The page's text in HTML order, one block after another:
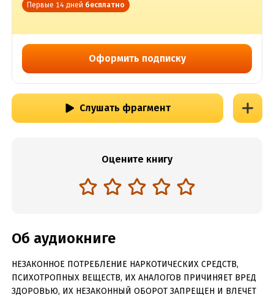
Первые 14 дней бесплатно
Оформить подписку
Слушать фрагмент
Оцените книгу
Об аудиокниге
НЕЗАКОННОЕ ПОТРЕБЛЕНИЕ НАРКОТИЧЕСКИХ СРЕДСТВ,
ПСИХОТРОПНЫХ ВЕЩЕСТВ, ИХ АНАЛОГОВ ПРИЧИНЯЕТ ВРЕД
ЗДОРОВЬЮ, ИХ НЕЗАКОННЫЙ ОБОРОТ ЗАПРЕЩЕН И ВЛЕЧЕТ